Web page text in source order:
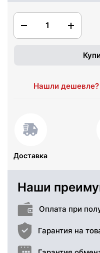
1
Нашли дешевле?
Доставка
Наши
Оплата при
Гарантия на